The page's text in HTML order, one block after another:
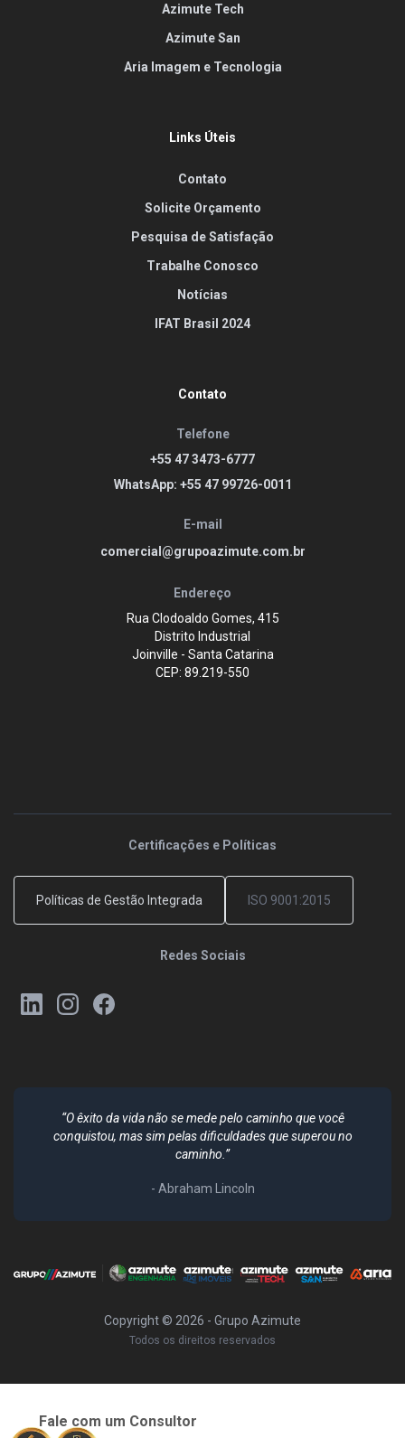
Azimute Tech
Azimute San
Aria Imagem e Tecnologia
Links Úteis
Contato
Solicite Orçamento
Pesquisa de Satisfação
Trabalhe Conosco
Notícias
IFAT Brasil 2024
Contato
Telefone
+55 47 3473-6777
WhatsApp: +55 47 99726-0011
E-mail
comercial@grupoazimute.com.br
Endereço
Rua Clodoaldo Gomes, 415
Distrito Industrial
Joinville - Santa Catarina
CEP: 89.219-550
Certificações e Políticas
Políticas de Gestão Integrada ISO 9001:2015
Redes Sociais
“O êxito da vida não se mede pelo caminho que você
conquistou, mas sim pelas dificuldades que superou no
caminho.”
- Abraham Lincoln
Copyright © 2026 - Grupo Azimute
Todos os direitos reservados
Fale com um Consultor